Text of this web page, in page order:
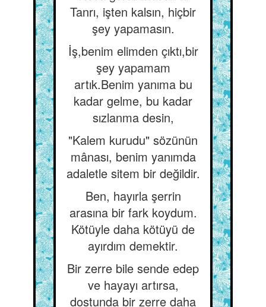
Tanrı, işten kalsın, hiçbir
şey yapamasın.
İş,benim elimden çıktı,bir
şey yapamam
artık.Benim yanıma bu
kadar gelme, bu kadar
sızlanma desin,
"Kalem kurudu" sözünün
mânası, benim yanımda
adaletle sitem bir değildir.
Ben, hayırla şerrin
arasına bir fark koydum.
Kötüyle daha kötüyü de
ayırdım demektir.
Bir zerre bile sende edep
ve hayayı artırsa,
dostunda bir zerre daha